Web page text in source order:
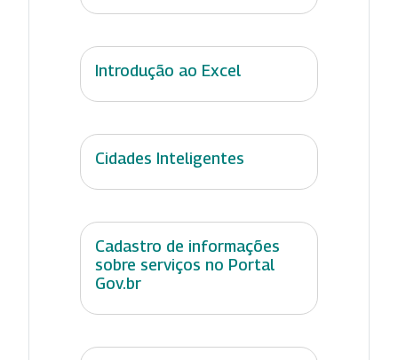
Introdução ao Excel
Cidades Inteligentes
Cadastro de informações
sobre serviços no Portal
Gov.br